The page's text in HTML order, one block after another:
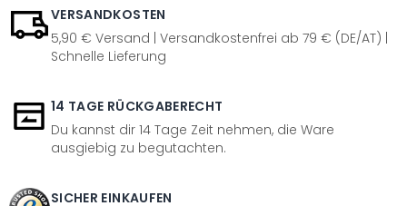
VERSANDKOSTEN
5,90 € Versand | Versandkostenfrei ab 79 € (DE/AT) |
Schnelle Lieferung
14 TAGE RÜCKGABERECHT
Du kannst dir 14 Tage Zeit nehmen, die Ware
ausgiebig zu begutachten.
SICHER EINKAUFEN